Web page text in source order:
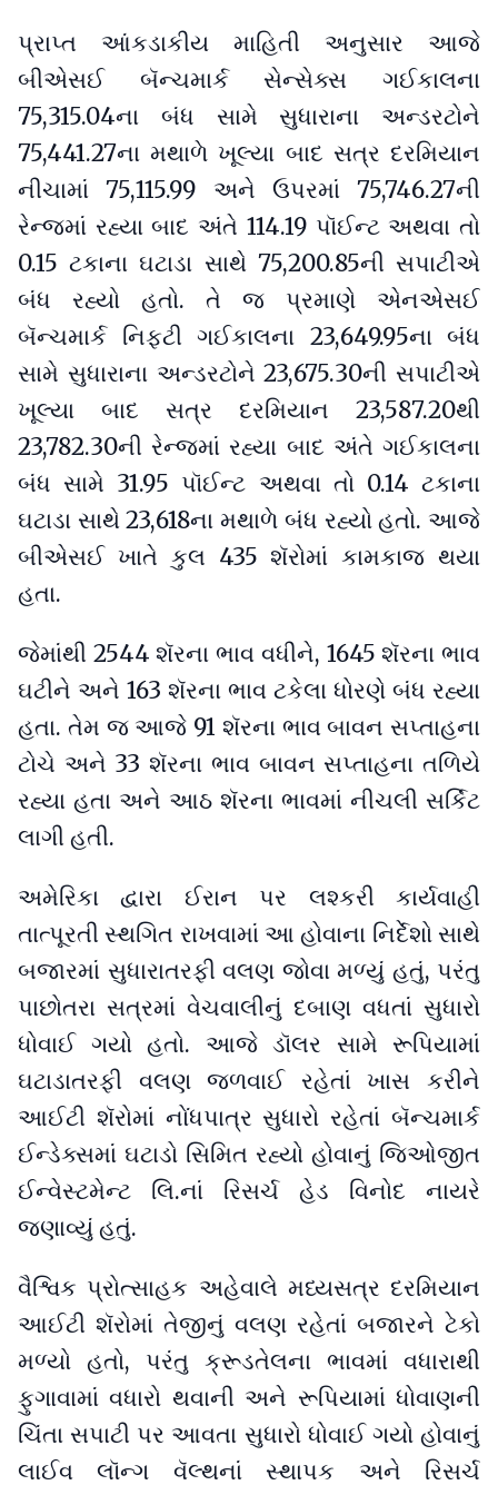
પ્રાપ્ત આંકડાકીય માહિતી અનુસાર આજે
બીએસઈ બૅન્ચમાર્ક સેન્સેક્સ ગઈકાલના
75,315.04ના બંધ સામે સુધારાના અન્ડરટોને
75,441.27ના મથાળે ખૂલ્યા બાદ સત્ર દરમિયાન
નીચામાં 75,115.99 અને ઉપરમાં 75,746.27ની
રેન્જમાં રહ્યા બાદ અંતે 114.19 પૉઈન્ટ અથવા તો
0.15 ટકાના ઘટાડા સાથે 75,200.85ની સપાટીએ
બંધ રહ્યો હતો. તે જ પ્રમાણે એનએસઈ
બૅન્ચમાર્ક નિફ્ટી ગઈકાલના 23,649.95ના બંધ
સામે સુધારાના અન્ડરટોને 23,675.30ની સપાટીએ
ખૂલ્યા બાદ સત્ર દરમિયાન 23,587.20થી
23,782.30ની રેન્જમાં રહ્યા બાદ અંતે ગઈકાલના
બંધ સામે 31.95 પૉઈન્ટ અથવા તો 0.14 ટકાના
ઘટાડા સાથે 23,618ના મથાળે બંધ રહ્યો હતો. આજે
બીએસઈ ખાતે કુલ 435 શૅરોમાં કામકાજ થયા
હતા.
જેમાંથી 2544 શૅરના ભાવ વધીને, 1645 શૅરના ભાવ
ઘટીને અને 163 શૅરના ભાવ ટકેલા ધોરણે બંધ રહ્યા
હતા. તેમ જ આજે 91 શૅરના ભાવ બાવન સપ્તાહના
ટોચે અને 33 શૅરના ભાવ બાવન સપ્તાહના તળિયે
રહ્યા હતા અને આઠ શૅરના ભાવમાં નીચલી સર્કિટ
લાગી હતી.
અમેરિકા દ્વારા ઈરાન પર લશ્કરી કાર્યવાહી
તાત્પૂરતી સ્થગિત રાખવામાં આ હોવાના નિર્દેશો સાથે
બજારમાં સુધારાતરફી વલણ જોવા મળ્યું હતું, પરંતુ
પાછોતરા સત્રમાં વેચવાલીનું દબાણ વધતાં સુધારો
ધોવાઈ ગયો હતો. આજે ડૉલર સામે રૂપિયામાં
ઘટાડાતરફી વલણ જળવાઈ રહેતાં ખાસ કરીને
આઈટી શૅરોમાં નોંધપાત્ર સુધારો રહેતાં બૅન્ચમાર્ક
ઈન્ડેક્સમાં ઘટાડો સિમિત રહ્યો હોવાનું જિઓજીત
ઈન્વેસ્ટમેન્ટ લિ.નાં રિસર્ચ હેડ વિનોદ નાયરે
જણાવ્યું હતું.
વૈશ્વિક પ્રોત્સાહક અહેવાલે મધ્યસત્ર દરમિયાન
આઈટી શૅરોમાં તેજીનું વલણ રહેતાં બજારને ટેકો
મળ્યો હતો, પરંતુ ક્રૂડતેલના ભાવમાં વધારાથી
ફુગાવામાં વધારો થવાની અને રૂપિયામાં ધોવાણની
ચિંતા સપાટી પર આવતા સુધારો ધોવાઈ ગયો હોવાનું
લાઈવ લૉન્ગ વૅલ્થનાં સ્થાપક અને રિસર્ચ